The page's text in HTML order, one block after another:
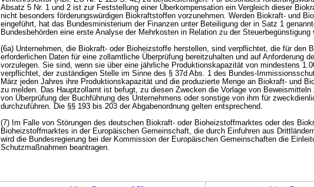
Absatz 5 Nr. 1 und 2 ist zur Feststellung einer Überkompensation ein Vergleich dieser
nicht besonders förderungswürdigen Biokraftstoffen vorzunehmen. Werden Biokraft- und
eingeführt, hat das Bundesministerium der Finanzen unter Beteiligung der in Satz 1
Bundesbehörden eine erste Analyse der Mehrkosten in Relation zu der Steuerbegünstigung
(6a) Unternehmen, die Biokraft- oder Bioheizstoffe herstellen, sind verpflichtet, die für den
erforderlichen Daten für eine zollamtliche Überprüfung bereitzuhalten und auf Anforderung
vorzulegen. Sie sind, wenn sie über eine jährliche Produktionskapazität von mindestens
verpflichtet, der zuständigen Stelle im Sinne des § 37d Abs. 1 des Bundes-
März jeden Jahres ihre Produktionskapazität und die produzierte Menge an Biokraft- und
zu melden. Das Hauptzollamt ist befugt, zu diesen Zwecken die Vorlage von Beweismitteln
von Überprüfung der Buchführung des Unternehmens oder sonstige von ihm für
durchzuführen. Die §§ 193 bis 203 der Abgabenordnung gelten entsprechend.
(7) Im Falle von Störungen des deutschen Biokraft- oder Bioheizstoffmarktes oder des
Bioheizstoffmarktes in der Europäischen Gemeinschaft, die durch Einfuhren aus
wird die Bundesregierung bei der Kommission der Europäischen Gemeinschaften die
Schutzmaßnahmen beantragen.